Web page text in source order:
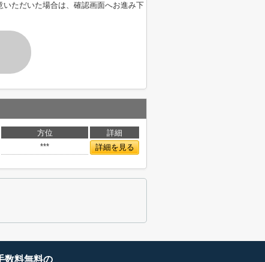
ただいた場合は、確認画面へお進み下
方位
詳細
*** 詳細を見る
数料無料の